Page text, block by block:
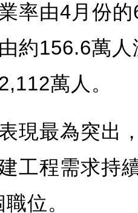
率由4月份
約156.6萬
萬人。
現最為突出
工程需求持
位。